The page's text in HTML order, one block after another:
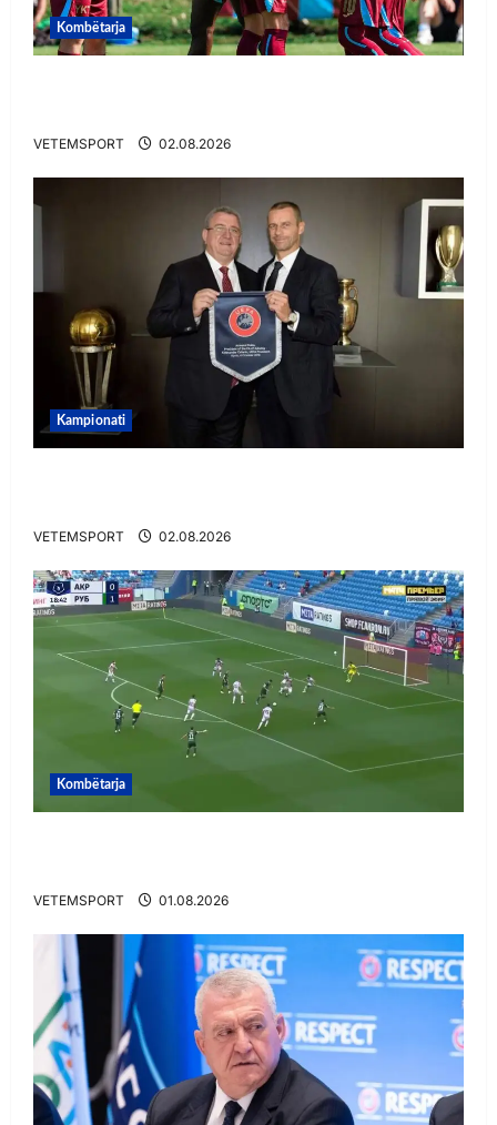
Kombëtarja
VETEMSPORT 02.08.2026
Kampionati
VETEMSPORT 02.08.2026
Kombëtarja
VETEMSPORT 01.08.2026